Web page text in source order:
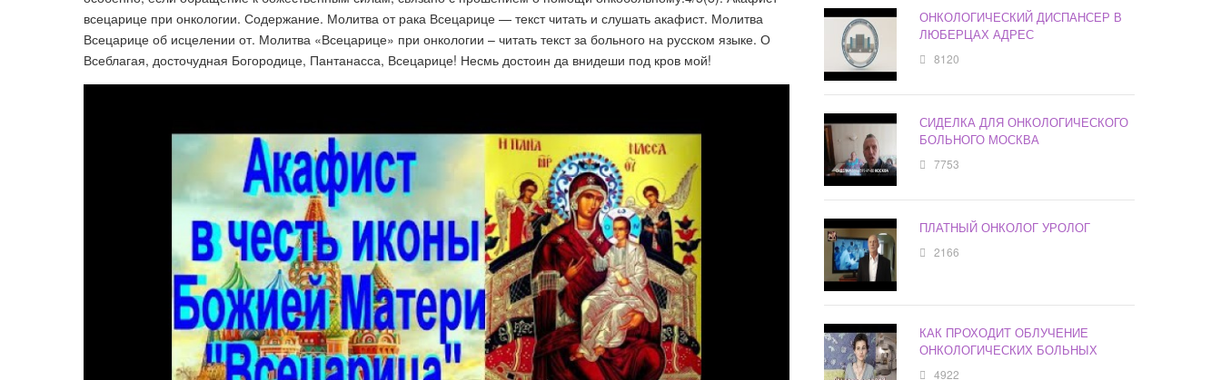
всецарице при онкологии. Содержание. Молитва от рака Всецарице — текст читать и слушать акафист. Молитва
Всецарице об исцелении от. Молитва «Всецарице» при онкологии – читать текст за больного на русском языке. О
Всеблагая, досточудная Богородице, Пантанасса, Всецарице! Несмь достоин да внидеши под кров мой!
ОНКОЛОГИЧЕСКИЙ ДИСПАНСЕР В
ЛЮБЕРЦАХ АДРЕС
8120
СИДЕЛКА ДЛЯ ОНКОЛОГИЧЕСКОГО
БОЛЬНОГО МОСКВА
7753
ПЛАТНЫЙ ОНКОЛОГ УРОЛОГ
2166
КАК ПРОХОДИТ ОБЛУЧЕНИЕ
ОНКОЛОГИЧЕСКИХ БОЛЬНЫХ
4922